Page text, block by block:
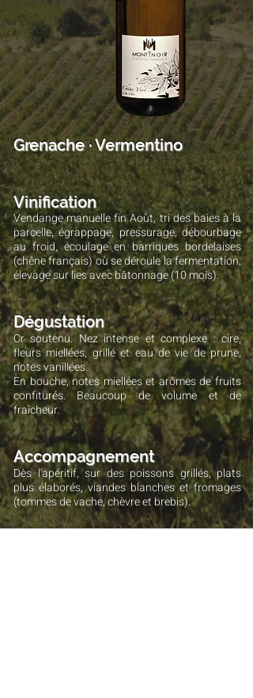
Grenache · Vermentino
Vinification
Vendange manuelle fin Août, tri des baies à la
parcelle, égrappage, pressurage, débourbage
au froid, écoulage en barriques bordelaises
(chêne français) où se déroule la fermentation,
élevage sur lies avec bâtonnage (10 mois).
Dégustation
Or soutenu. Nez intense et complexe : cire,
fleurs miellées, grillé et eau de vie de prune,
notes vanillées.
En bouche, notes miellées et arômes de fruits
confiturés. Beaucoup de volume et de
fraîcheur.
Accompagnement
Dès l'apéritif, sur des poissons grillés, plats
plus élaborés, viandes blanches et fromages
(tommes de vache, chèvre et brebis).